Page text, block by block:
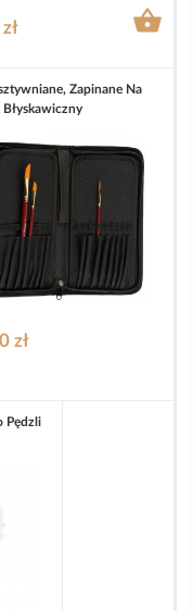

Zapinane Na
Błyskawiczny
zł
Pędzli